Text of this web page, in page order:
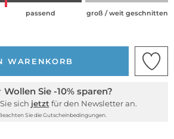
passend groß / weit geschnitten
WARENKORB
Wollen Sie -10% sparen?
sich jetzt für den Newsletter an.
Sie die Gutscheinbedingungen.